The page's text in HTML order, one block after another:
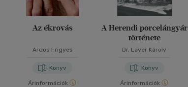
Az ékrovás
Ardos Frigyes
Könyv
Árinformációk
A Herendi porcelángyár
története
Dr. Layer Károly
Könyv
Árinformációk